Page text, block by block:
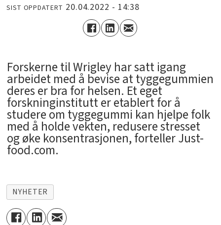
SIST OPPDATERT 20.04.2022 - 14:38
Forskerne til Wrigley har satt igang
arbeidet med å bevise at tyggegummien
deres er bra for helsen. Et eget
forskninginstitutt er etablert for å
studere om tyggegummi kan hjelpe folk
med å holde vekten, redusere stresset
og øke konsentrasjonen, forteller Just-
food.com.
NYHETER